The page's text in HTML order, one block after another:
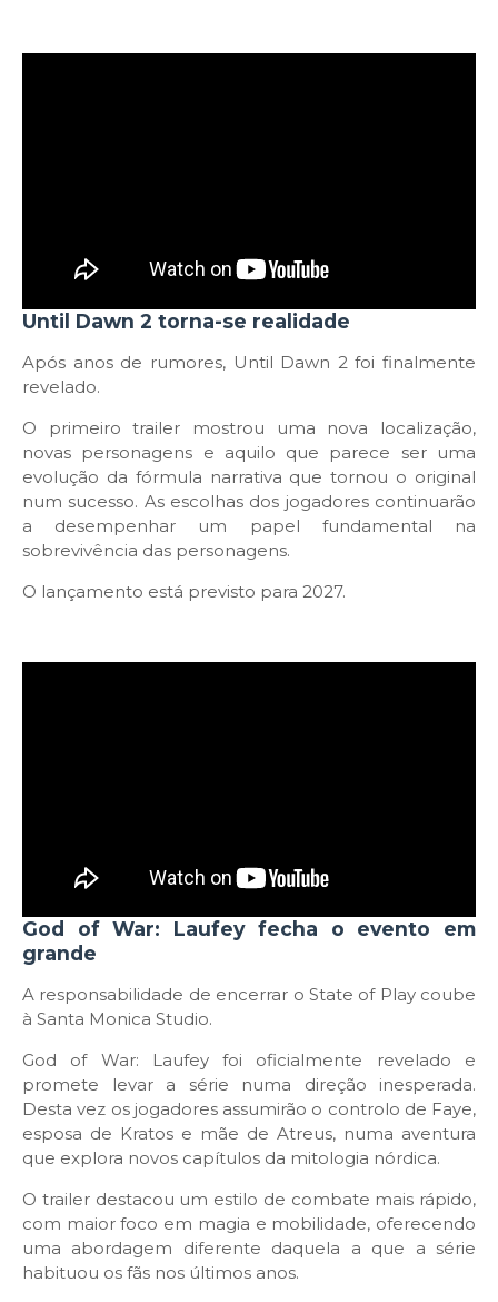
Until Dawn 2 torna-se realidade
Após anos de rumores, Until Dawn 2 foi finalmente
revelado.
O primeiro trailer mostrou uma nova localização,
novas personagens e aquilo que parece ser uma
evolução da fórmula narrativa que tornou o original
num sucesso. As escolhas dos jogadores continuarão
a desempenhar um papel fundamental na
sobrevivência das personagens.
O lançamento está previsto para 2027.
God of War: Laufey fecha o evento em
grande
A responsabilidade de encerrar o State of Play coube
à Santa Monica Studio.
God of War: Laufey foi oficialmente revelado e
promete levar a série numa direção inesperada.
Desta vez os jogadores assumirão o controlo de Faye,
esposa de Kratos e mãe de Atreus, numa aventura
que explora novos capítulos da mitologia nórdica.
O trailer destacou um estilo de combate mais rápido,
com maior foco em magia e mobilidade, oferecendo
uma abordagem diferente daquela a que a série
habituou os fãs nos últimos anos.